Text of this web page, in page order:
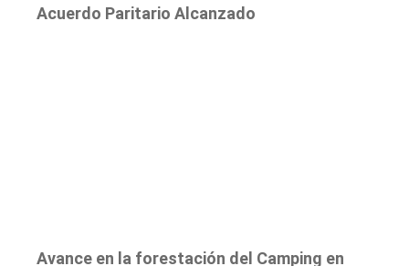
Acuerdo Paritario Alcanzado
Avance en la forestación del Camping en